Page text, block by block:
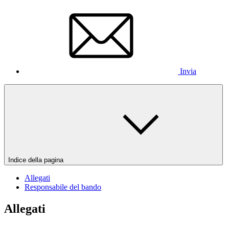
Invia
Indice della pagina
Allegati
Responsabile del bando
Allegati